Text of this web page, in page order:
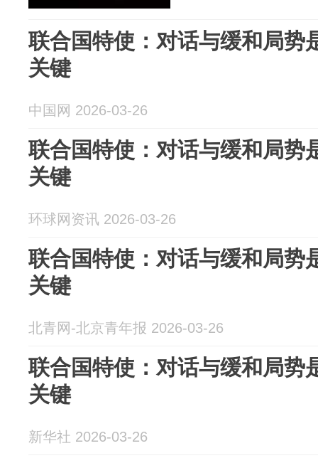
联合国特使：对话与缓和局势
关键
中国网 2026-03-26
联合国特使：对话与缓和局势
关键
环球网资讯 2026-03-26
联合国特使：对话与缓和局势
关键
北青网-北京青年报 2026-03-26
联合国特使：对话与缓和局势
关键
新华社 2026-03-26